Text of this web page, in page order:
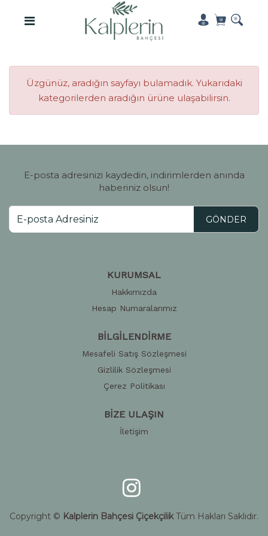
Üzgünüz, aradığın sayfayı bulamadık. Yukarıdaki
kategorilerden aradığın ürüne ulaşabilirsin.
E-posta adresinizi kaydedin, indirimlerden anında
haberiniz olsun!
GÖNDER
KURUMSAL
Hakkımızda
Hesap Numaralarımız
BİLGİLENDİRME
Mesafeli Satış Sözleşmesi
Gizlilik Sözleşmesi
Çerez Politikası
BİZE ULAŞIN
İletişim
Copyright © Kalplerin Bahçesi ÇiçekçilikTüm Hakları Saklıdır.